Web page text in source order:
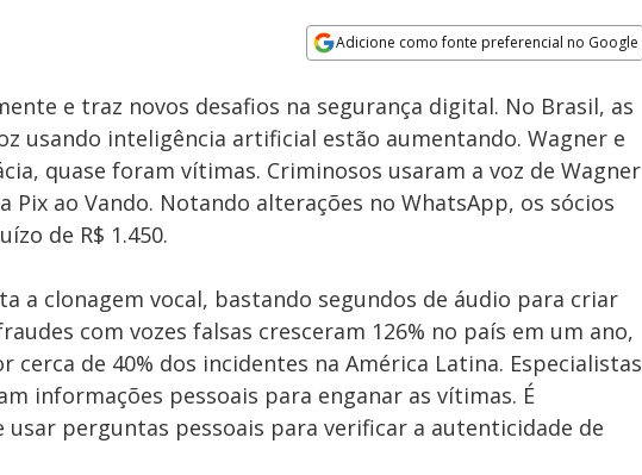
Adicione como fonte preferencial no Google
morte do próprio filho para
não pagar herança em Goiás
Velocidade
e traz novos desafios na segurança digital. No Brasil, as
usando inteligência artificial estão aumentando. Wagner e
quase foram vítimas. Criminosos usaram a voz de Wagner
Pix ao Vando. Notando alterações no WhatsApp, os sócios
de R$ 1.450.
a clonagem vocal, bastando segundos de áudio para criar
com vozes falsas cresceram 126% no país em um ano,
cerca de 40% dos incidentes na América Latina. Especialistas
informações pessoais para enganar as vítimas. É
perguntas pessoais para verificar a autenticidade de